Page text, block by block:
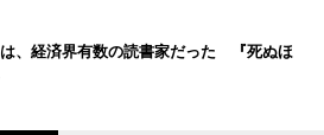
、経済界有数の読書家だった 『死ぬほ